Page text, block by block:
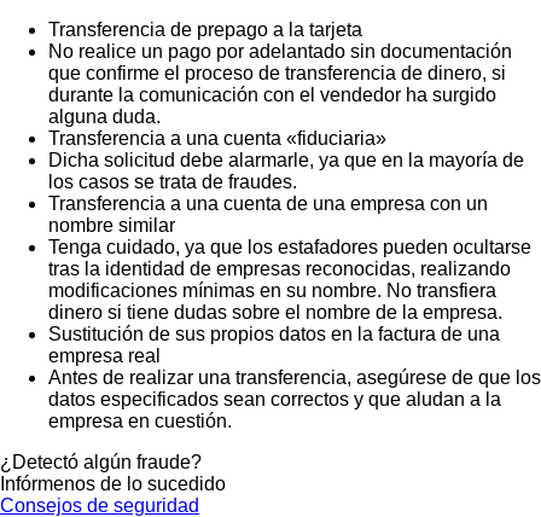
Transferencia de prepago a la tarjeta
No realice un pago por adelantado sin documentación
que confirme el proceso de transferencia de dinero, si
durante la comunicación con el vendedor ha surgido
alguna duda.
Transferencia a una cuenta «fiduciaria»
Dicha solicitud debe alarmarle, ya que en la mayoría de
los casos se trata de fraudes.
Transferencia a una cuenta de una empresa con un
nombre similar
Tenga cuidado, ya que los estafadores pueden ocultarse
tras la identidad de empresas reconocidas, realizando
modificaciones mínimas en su nombre. No transfiera
dinero si tiene dudas sobre el nombre de la empresa.
Sustitución de sus propios datos en la factura de una
empresa real
Antes de realizar una transferencia, asegúrese de que los
datos especificados sean correctos y que aludan a la
empresa en cuestión.
¿Detectó algún fraude?
Infórmenos de lo sucedido
Consejos de seguridad